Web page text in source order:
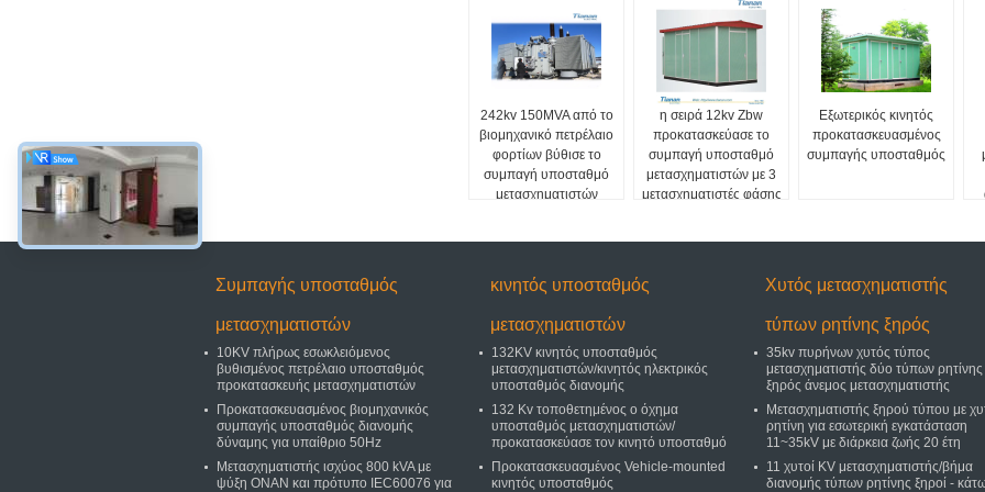
242kv 150MVA από το
βιομηχανικό πετρέλαιο
φορτίων βύθισε το
συμπαγή υποσταθμό
μετασχηματιστών
η σειρά 12kv Zbw
προκατασκεύασε το
συμπαγή υποσταθμό
μετασχηματιστών με 3
μετασχηματιστές φάσης
Εξωτερικός κινητός
προκατασκευασμένος
συμπαγής υποσταθμός
Συμπαγής υποσταθμός
μετασχηματιστών
10KV πλήρως εσωκλειόμενος
βυθισμένος πετρέλαιο υποσταθμός
προκατασκευής μετασχηματιστών
Προκατασκευασμένος βιομηχανικός
συμπαγής υποσταθμός διανομής
δύναμης για υπαίθριο 50Hz
Μετασχηματιστής ισχύος 800 kVA με
ψύξη ONAN και πρότυπο IEC60076 για
κινητός υποσταθμός
μετασχηματιστών
132KV κινητός υποσταθμός
μετασχηματιστών/κινητός ηλεκτρικός
υποσταθμός διανομής
132 Kv τοποθετημένος ο όχημα
υποσταθμός μετασχηματιστών/
προκατασκεύασε τον κινητό υποσταθμό
Προκατασκευασμένος Vehicle-mounted
κινητός υποσταθμός
Χυτός μετασχηματιστής
τύπων ρητίνης ξηρός
35kv πυρήνων χυτός τύπος
μετασχηματιστής δύο τύπων ρητίνης
ξηρός άνεμος μετασχηματιστής
Μετασχηματιστής ξηρού τύπου με
ρητίνη για εσωτερική εγκατάσταση
11~35kV με διάρκεια ζωής 20 έτη
11 χυτοί KV μετασχηματιστής/βήμα
διανομής τύπων ρητίνης ξηροί -